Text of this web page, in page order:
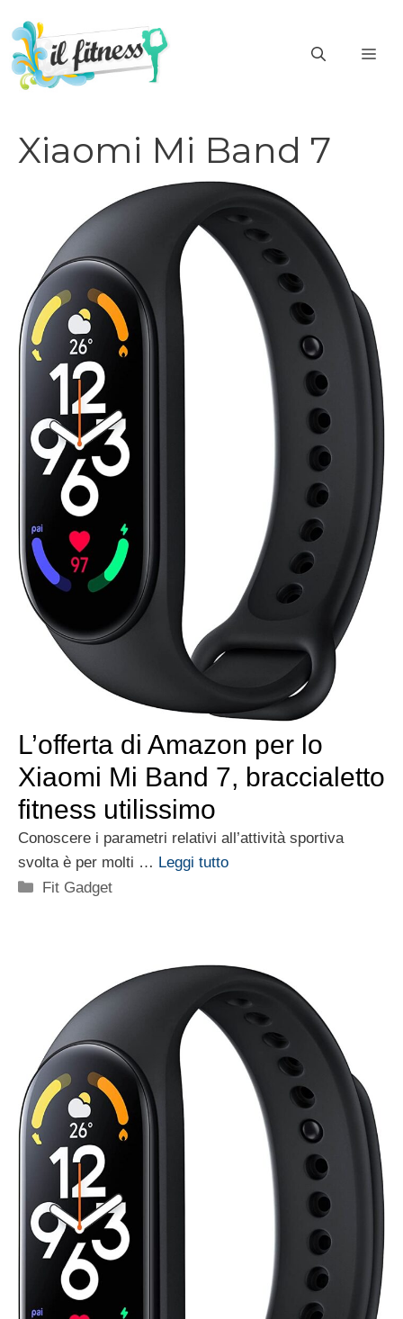
contenuto
Xiaomi Mi Band 7
L’offerta di Amazon per lo
Xiaomi Mi Band 7, braccialetto
fitness utilissimo
Conoscere i parametri relativi all’attività sportiva
svolta è per molti … Leggi tutto
Categorie
Fit Gadget